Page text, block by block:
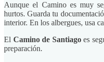
Aunque el Camino es muy
hurtos. Guarda tu
interior. En los albergues, usa
El Camino de Santiagoes
preparación.